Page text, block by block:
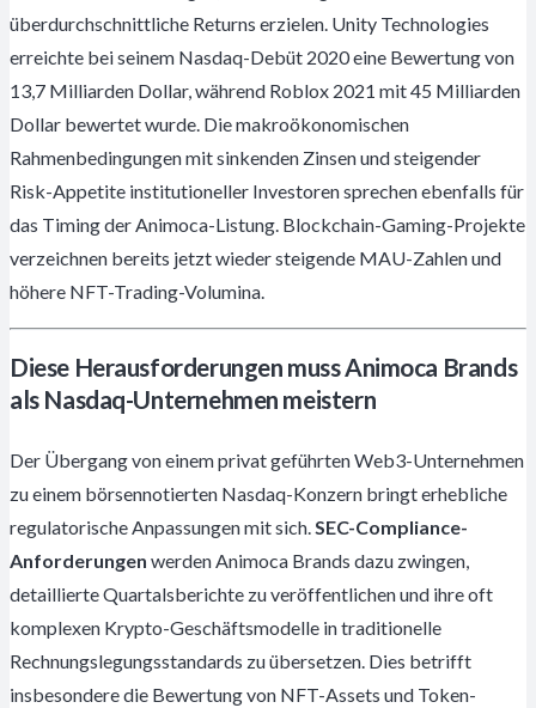
überdurchschnittliche Returns erzielen. Unity Technologies
erreichte bei seinem Nasdaq-Debüt 2020 eine Bewertung von
13,7 Milliarden Dollar, während Roblox 2021 mit 45 Milliarden
Dollar bewertet wurde. Die makroökonomischen
Rahmenbedingungen mit sinkenden Zinsen und steigender
Risk-Appetite institutioneller Investoren sprechen ebenfalls für
das Timing der Animoca-Listung. Blockchain-Gaming-Projekte
verzeichnen bereits jetzt wieder steigende MAU-Zahlen und
höhere NFT-Trading-Volumina.
Diese Herausforderungen muss Animoca Brands
als Nasdaq-Unternehmen meistern
Der Übergang von einem privat geführten Web3-Unternehmen
zu einem börsennotierten Nasdaq-Konzern bringt erhebliche
regulatorische Anpassungen mit sich. SEC-Compliance-
Anforderungen werden Animoca Brands dazu zwingen,
detaillierte Quartalsberichte zu veröffentlichen und ihre oft
komplexen Krypto-Geschäftsmodelle in traditionelle
Rechnungslegungsstandards zu übersetzen. Dies betrifft
insbesondere die Bewertung von NFT-Assets und Token-